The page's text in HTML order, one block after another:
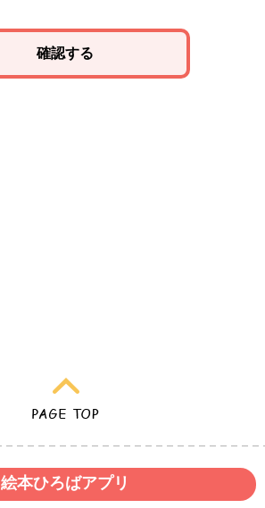
確認する
絵本ひろばアプリ